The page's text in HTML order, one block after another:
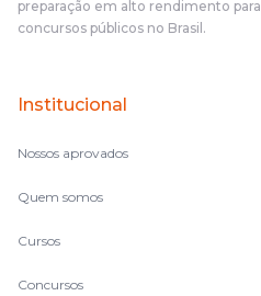
preparação em alto rendimento para
concursos públicos no Brasil.
Institucional
Nossos aprovados
Quem somos
Cursos
Concursos